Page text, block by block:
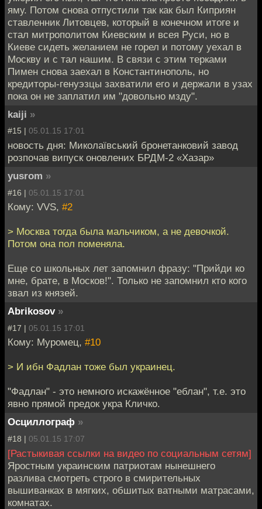
яму. Потом снова отпустили так как был Киприян
ставленник Литовцев, который в конечном итоге и
стал митрополитом Киевским и всея Руси, но в
Киеве сидеть желанием не горел и потому уехал в
Москву и с тал нашим. В связи с этим терками
Пимен снова заехал в Константинополь, но
кредиторы-генуэзцы захватили его и держали в узах
пока он не заплатил им "довольно мзду".
kaiji »
#15 | 05.01.15 17:01
новость дня: Миколаївський бронетанковий завод
розпочав випуск оновлених БРДМ-2 «Хазар»
yusrom »
#16 | 05.01.15 17:01
Кому: VVS, #2
> Москва тогда была мальчиком, а не девочкой.
Потом она пол поменяла.
Еще со школьных лет запомнил фразу: "Прийди ко
мне, брате, в Москов!". Только не запомнил кто кого
звал из князей.
Abrikosov »
#17 | 05.01.15 17:01
Кому: Муромец, #10
> И ибн Фадлан тоже был украинец.
"Фадлан" - это немного искажённое "еблан", т.е. это
явно прямой предок укра Кличко.
Осциллограф »
#18 | 05.01.15 17:07
[Растыкивая ссылки на видео по социальным сетям]
Яростным украинским патриотам нынешнего
разлива смотреть строго в смирительных
вышиванках в мягких, обшитых ватными матрасами,
комнатах.